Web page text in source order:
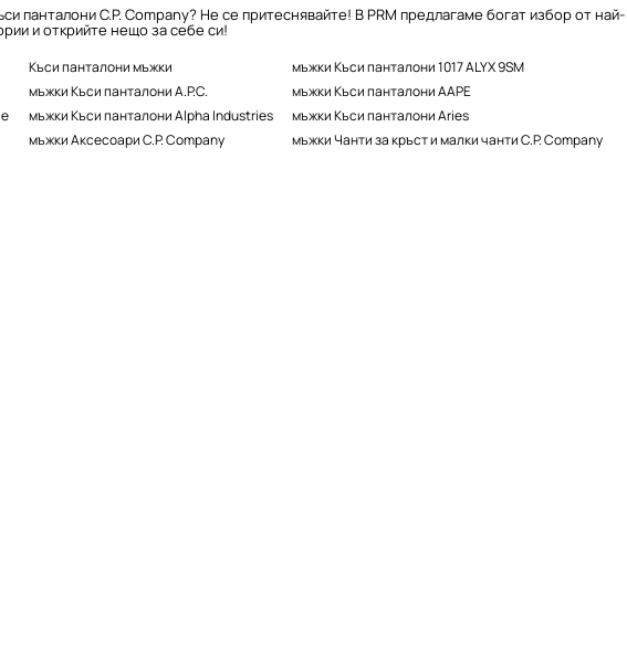
панталони C.P. Company? Не се притеснявайте! В PRM предлагаме богат избор от най-
и открийте нещо за себе си!
Къси панталони мъжки
мъжки Къси панталони 1017 ALYX 9SM
мъжки Къси панталони A.P.C.
мъжки Къси панталони AAPE
мъжки Къси панталони Alpha Industries
мъжки Къси панталони Aries
мъжки Аксесоари C.P. Company мъжки Чанти за кръст и малки чанти C.P. Company